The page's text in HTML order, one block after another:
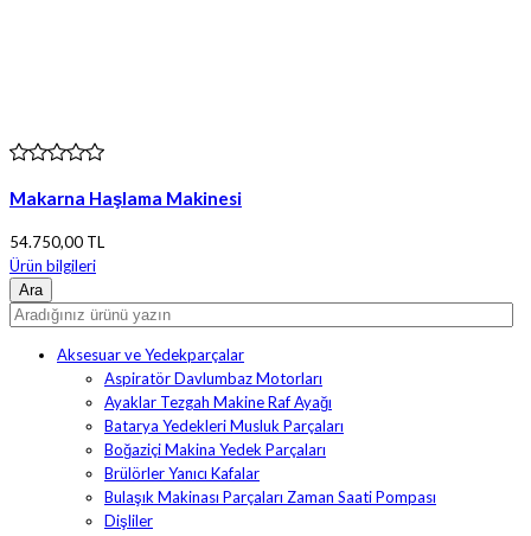
Makarna Haşlama Makinesi
54.750,00 TL
Ürün bilgileri
Aksesuar ve Yedekparçalar
Aspiratör Davlumbaz Motorları
Ayaklar Tezgah Makine Raf Ayağı
Batarya Yedekleri Musluk Parçaları
Boğaziçi Makina Yedek Parçaları
Brülörler Yanıcı Kafalar
Bulaşık Makinası Parçaları Zaman Saati Pompası
Dişliler